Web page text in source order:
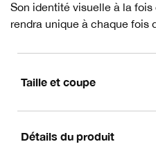
Son identité visuelle à la
rendra unique à chaque fois
Taille et coupe
Détails du produit